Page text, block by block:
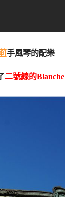
手風琴的配樂
二號線的Blanche